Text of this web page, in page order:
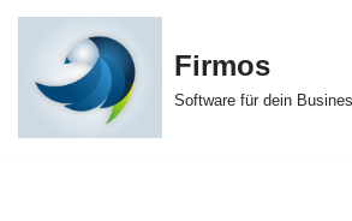
Inhalt
Firmos
Software für dein